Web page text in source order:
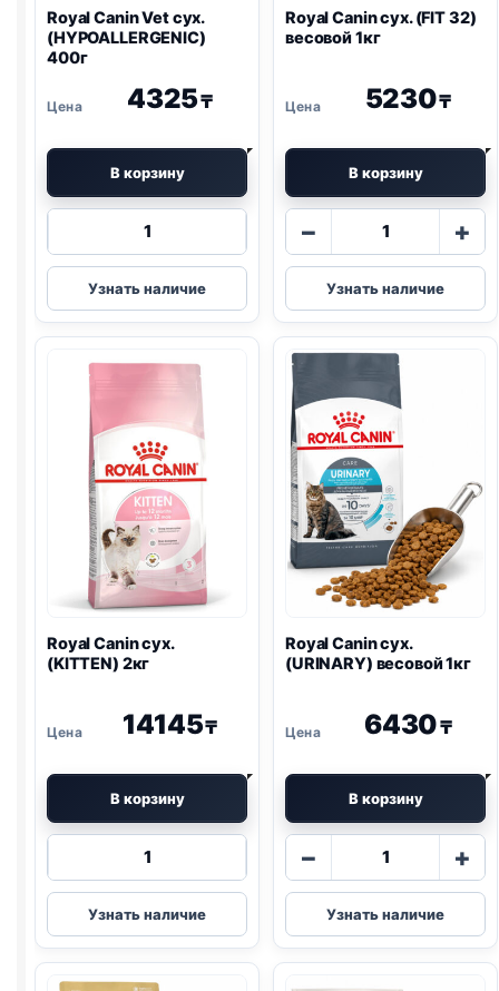
Royal Canin Vet сух.
(HYPOALLERGENIC)
400г
4325₸
В корзину
Количество
Royal
Canin
Vet
HYPOALLERGENIC
Узнать наличие
Royal Canin сух. (FIT 32)
весовой 1кг
5230₸
В корзину
−
Количество
Royal
Canin
сух.
(FIT
32)
весовой
+
Узнать наличие
Royal Canin сух.
(KITTEN) 2кг
14145₸
В корзину
Количество
Royal
Canin
сух.
Узнать наличие
Royal Canin сух.
(URINARY) весовой 1кг
6430₸
В корзину
−
Количество
Royal
Canin
сух.
+
Узнать наличие